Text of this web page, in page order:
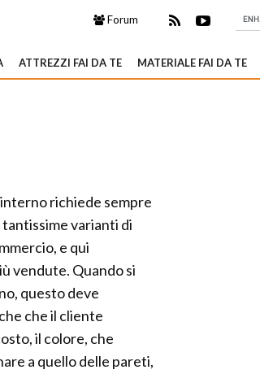
Forum
ATTREZZI FAI DA TE MATERIALE FAI DA TE
richiede sempre
varianti di
e qui
vendute. Quando si
questo deve
che il cliente
il colore, che
a quello delle pareti,